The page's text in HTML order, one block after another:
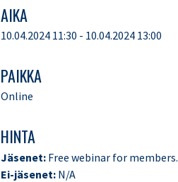
AIKA
10.04.2024 11:30 - 10.04.2024 13:00
PAIKKA
Online
HINTA
Jäsenet: Free webinar for members.
Ei-jäsenet: N/A